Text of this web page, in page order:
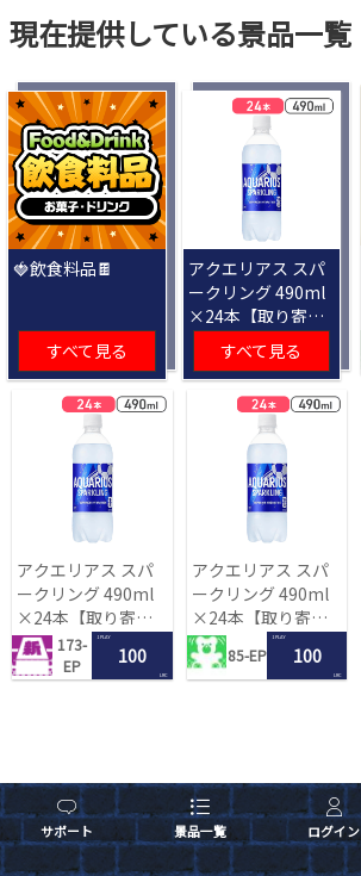
サポート 景品一覧 ログイン
現在提供している景品一覧
🍓飲食料品🍫
すべて見る
アクエリアス スパ
ークリング 490ml
×24本【取り寄せ
入荷後次第発送】
すべて見る
アクエリアス スパ
ークリング 490ml
×24本【取り寄せ
入荷後次第発送】
173-
EP
1 PLAY
100
LRC
アクエリアス スパ
ークリング 490ml
×24本【取り寄せ
入荷後次第発送】
85-EP
1 PLAY
100
LRC